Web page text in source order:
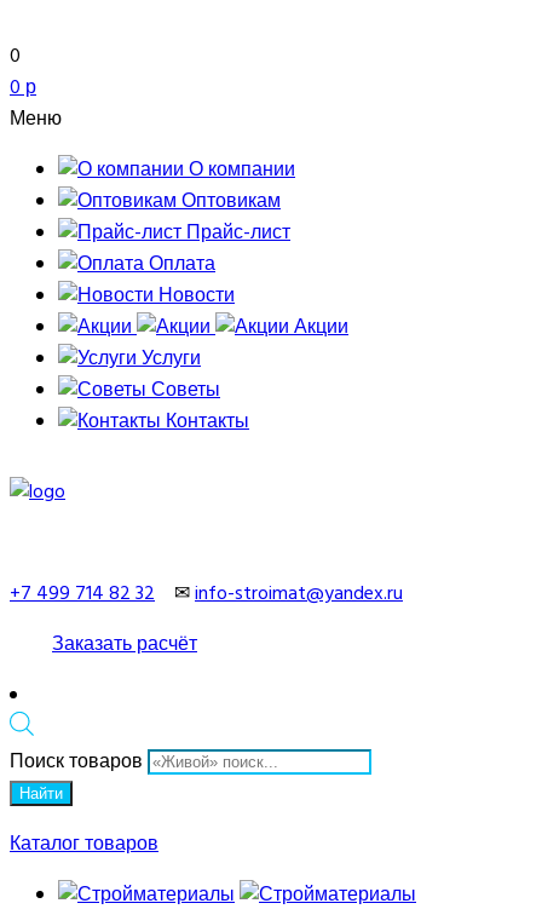
0
0 р
Меню
О компании
Оптовикам
Прайс-лист
Оплата
Новости
Акции
Услуги
Советы
Контакты
+7 499 714 82 32 ✉info-stroimat@yandex.ru
Заказать расчёт
Поиск товаров
Найти
Каталог товаров